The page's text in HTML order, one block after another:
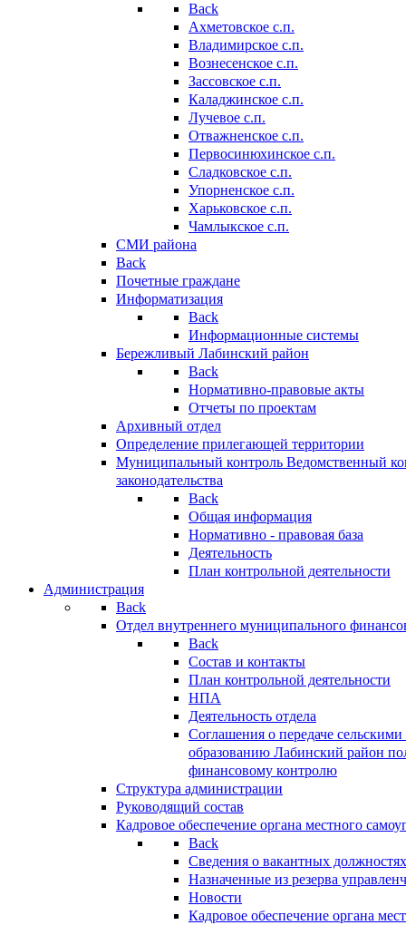
Back
Ахметовское с.п.
Владимирское с.п.
Вознесенское с.п.
Зассовское с.п.
Каладжинское с.п.
Лучевое с.п.
Отважненское с.п.
Первосинюхинское с.п.
Сладковское с.п.
Упорненское с.п.
Харьковское с.п.
Чамлыкское с.п.
СМИ района
Back
Почетные граждане
Информатизация
Back
Информационные системы
Бережливый Лабинский район
Back
Нормативно-правовые акты
Отчеты по проектам
Архивный отдел
Определение прилегающей территории
Муниципальный контроль Ведомственный
законодательства
Back
Общая информация
Нормативно - правовая база
Деятельность
План контрольной деятельности
Администрация
Back
Отдел внутреннего муниципального
Back
Состав и контакты
План контрольной деятельности
НПА
Деятельность отдела
Соглашения о передаче
образованию Лабинский район
финансовому контролю
Структура администрации
Руководящий состав
Кадровое обеспечение органа местного
Back
Сведения о вакантных
Назначенные из резерва
Новости
Кадровое обеспечение органа